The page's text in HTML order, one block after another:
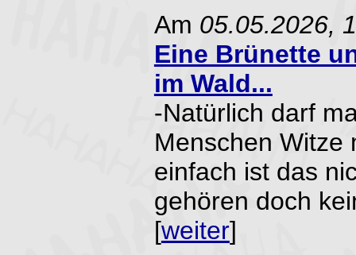
Am 05.05.2026,
Eine Brünette
im Wald...
-Natürlich darf
Menschen Witze
einfach ist das
gehören doch
[weiter]